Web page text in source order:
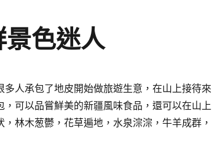
色迷人
多人承包了地皮開始做旅遊生意，在山上接待來
可以品嘗鮮美的新疆風味食品，還可以在山上
林木葱鬱，花草遍地，水泉淙淙，牛羊成群，